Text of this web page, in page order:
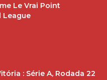
Le Vrai Point
League
: Série A, Rodada 22